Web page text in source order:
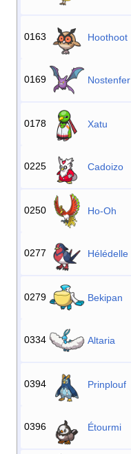
0163 Hoothoot
0169 Nostenfer
0178 Xatu
0225 Cadoizo
0250 Ho-Oh
0277 Hélédelle
0279 Bekipan
0334 Altaria
0394 Prinplouf
0396 Étourmi